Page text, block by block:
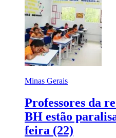
Minas Gerais
Professores da
BH estão
feira (22)